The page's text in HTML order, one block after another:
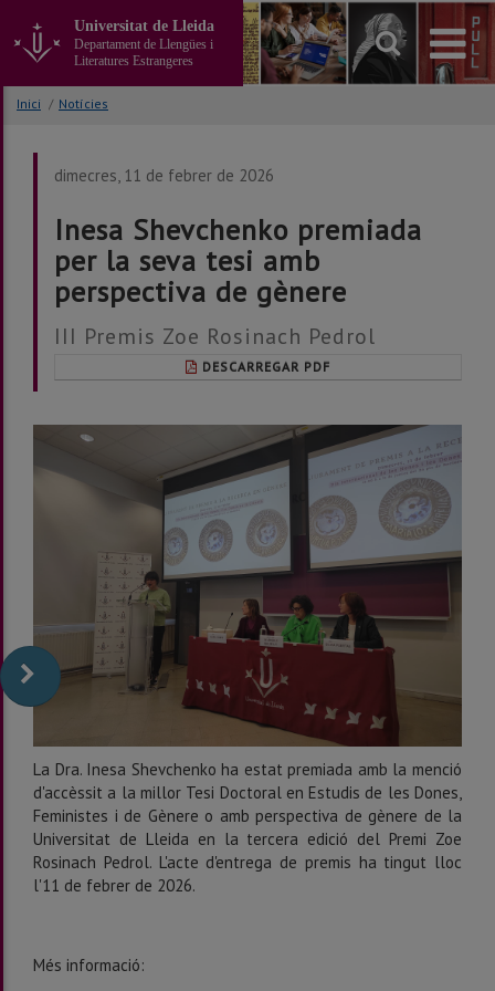
contingut
Universitat de Lleida
Departament de Llengües i
Literatures Estrangeres
Inici / Notícies
dimecres, 11 de febrer de 2026
Inesa Shevchenko premiada
per la seva tesi amb
perspectiva de gènere
III Premis Zoe Rosinach Pedrol
DESCARREGAR PDF
La Dra. Inesa Shevchenko ha estat premiada amb la menció
d'accèssit a la millor Tesi Doctoral en Estudis de les Dones,
Feministes i de Gènere o amb perspectiva de gènere de la
Universitat de Lleida en la tercera edició del Premi Zoe
Rosinach Pedrol. L'acte d'entrega de premis ha tingut lloc
l'11 de febrer de 2026.
Més informació: